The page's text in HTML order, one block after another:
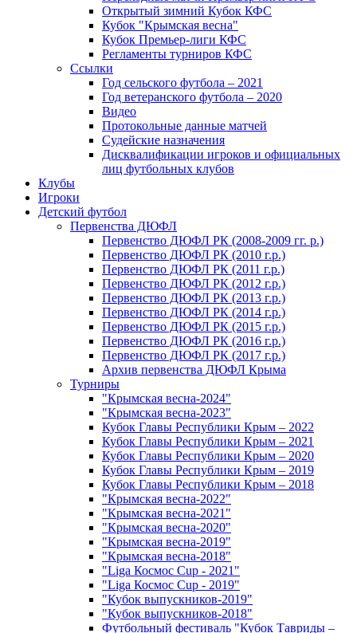
Открытый зимний Кубок КФС
Кубок "Крымская весна"
Кубок Премьер-лиги КФС
Регламенты турниров КФС
Ссылки
Год сельского футбола – 2021
Год ветеранского футбола – 2020
Видео
Протокольные данные матчей
Судейские назначения
Дисквалификации игроков и официальных
лиц футбольных клубов
Клубы
Игроки
Детский футбол
Первенства ДЮФЛ
Первенство ДЮФЛ РК (2008-2009 гг. р.)
Первенство ДЮФЛ РК (2010 г.р.)
Первенство ДЮФЛ РК (2011 г.р.)
Первенство ДЮФЛ РК (2012 г.р.)
Первенство ДЮФЛ РК (2013 г.р.)
Первенство ДЮФЛ РК (2014 г.р.)
Первенство ДЮФЛ РК (2015 г.р.)
Первенство ДЮФЛ РК (2016 г.р.)
Первенство ДЮФЛ РК (2017 г.р.)
Архив первенства ДЮФЛ Крыма
Турниры
"Крымская весна-2024"
"Крымская весна-2023"
Кубок Главы Республики Крым – 2022
Кубок Главы Республики Крым – 2021
Кубок Главы Республики Крым – 2020
Кубок Главы Республики Крым – 2019
Кубок Главы Республики Крым – 2018
"Крымская весна-2022"
"Крымская весна-2021"
"Крымская весна-2020"
"Крымская весна-2019"
"Крымская весна-2018"
"Liga Космос Cup - 2021"
"Liga Космос Cup - 2019"
"Кубок выпускников-2019"
"Кубок выпускников-2018"
Футбольный фестиваль "Кубок Тавриды –